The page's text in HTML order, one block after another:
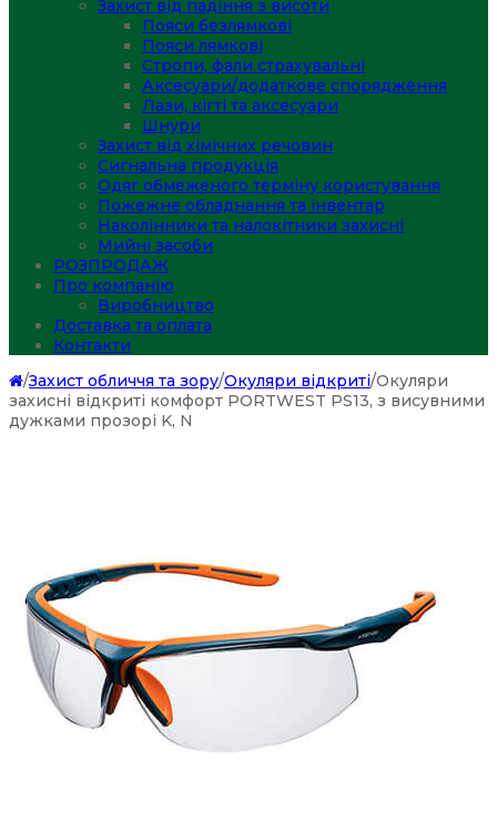
Захист від падіння з висоти
Пояси безлямкові
Пояси лямкові
Стропи, фали страхувальні
Аксесуари/додаткове спорядження
Лази, кігті та аксесуари
Шнури
Захист від хімічних речовин
Сигнальна продукція
Одяг обмеженого терміну користування
Пожежне обладнання та інвентар
Наколінники та налокітники захисні
Мийні засоби
РОЗПРОДАЖ
Про компанію
Виробництво
Доставка та оплата
Контакти
/Захист обличчя та зору/Окуляри відкриті/Окуляри
захисні відкриті комфорт PORTWEST PS13, з висувними
дужками прозорі K, N